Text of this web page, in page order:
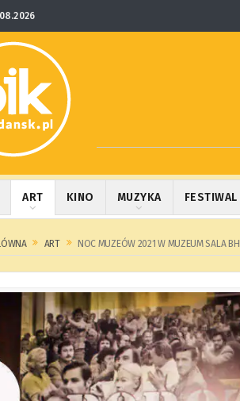
ART KINO MUZYKA FESTIWAL
ART NOC MUZEÓW 2021 W MUZEUM SALA